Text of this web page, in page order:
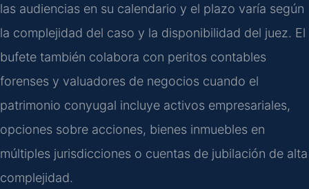
las audiencias en su calendario y el plazo varía según
la complejidad del caso y la disponibilidad del juez. El
bufete también colabora con peritos contables
forenses y valuadores de negocios cuando el
patrimonio conyugal incluye activos empresariales,
opciones sobre acciones, bienes inmuebles en
múltiples jurisdicciones o cuentas de jubilación de alta
complejidad.